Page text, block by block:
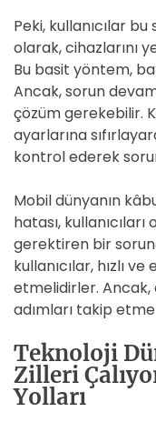
Peki, kullanıcılar
olarak, cihazlarını
Bu basit yöntem,
Ancak, sorun
çözüm gerekebilir.
ayarlarına
kontrol ederek
Mobil dünyanın
hatası,
gerektiren bir
kullanıcılar, hızlı
etmelidirler.
adımları takip
Teknoloji
Zilleri
Yolları